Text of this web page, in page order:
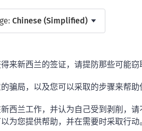
Chinese (Simplified)
来新西兰的签证，请提防那些可能
骗局，以及您可以采取的步骤来帮助
西兰工作，并认为自己受到剥削，
为您提供帮助，并在需要时采取行动